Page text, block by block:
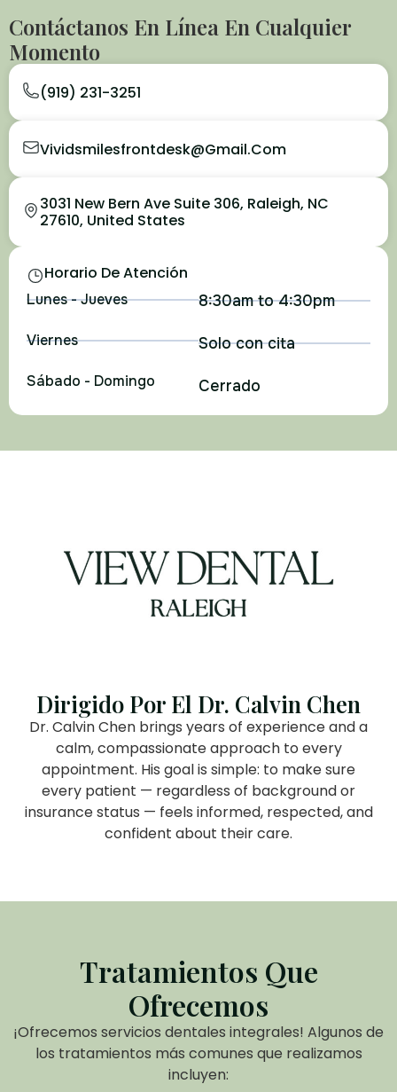
Contáctanos En Línea En Cualquier
Momento
(919) 231-3251
Vividsmilesfrontdesk@gmail.com
3031 New Bern Ave Suite 306, Raleigh, NC
27610, United States
Horario De Atención
Lunes - Jueves
Viernes
Sábado - Domingo
8:30am to 4:30pm
Solo con cita
Cerrado
Dirigido Por El Dr. Calvin Chen
Dr. Calvin Chen brings years of experience and a
calm, compassionate approach to every
appointment. His goal is simple: to make sure
every patient — regardless of background or
insurance status — feels informed, respected, and
confident about their care.
Tratamientos Que
Ofrecemos
¡Ofrecemos servicios dentales integrales! Algunos de
los tratamientos más comunes que realizamos
incluyen: